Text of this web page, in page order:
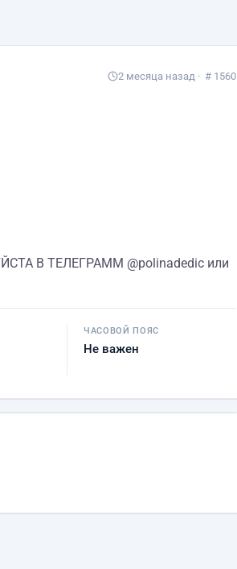
2 месяца назад · # 1560
В ТЕЛЕГРАММ @polinadedic или
ЧАСОВОЙ ПОЯС
Не важен